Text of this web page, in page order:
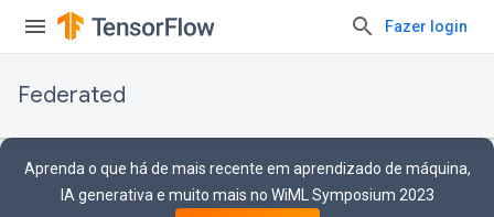
Fazer login
Federated
Aprenda o que há de mais recente em aprendizado de máquina,
IA generativa e muito mais no WiML Symposium 2023